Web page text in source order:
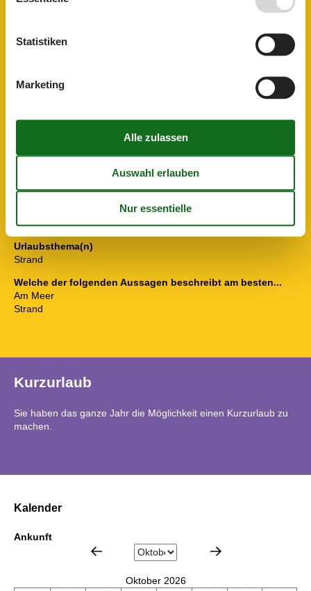
Raumgegenstände
Haartrockner
Parkplatz (öffentlich)
Fewo.
Urlaubsthema(n)
Strand
Welche der folgenden Aussagen beschreibt am besten...
Am Meer
Strand
Kurzurlaub
Sie haben das ganze Jahr die Möglichkeit einen Kurzurlaub zu
machen.
Kalender
Ankunft
Oktober 2026
Statistiken
Marketing